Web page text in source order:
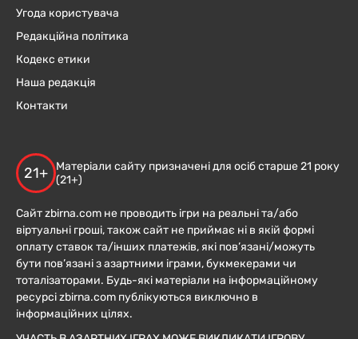
Угода користувача
Редакційна політика
Кодекс етики
Наша редакція
Контакти
21+
Матеріали сайту призначені для осіб старше 21 року
(21+)
Сайт zbirna.com не проводить ігри на реальні та/або
віртуальні гроші, також сайт не приймає ні в якій формі
оплату ставок та/інших платежів, які пов’язані/можуть
бути пов’язані з азартними іграми, букмекерами чи
тоталізаторами. Будь-які матеріали на інформаційному
ресурсі zbirna.com публікуються виключно в
інформаційних цілях.